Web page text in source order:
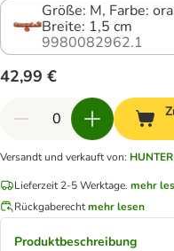
Größe: M, Farbe:
Breite: 1,5 cm
9980082962.1
42,99 €
Versandt und verkauft von: HUNTER
Lieferzeit 2-5 Werktage. mehr
Rückgaberechtmehr lesen
Produktbeschreibung